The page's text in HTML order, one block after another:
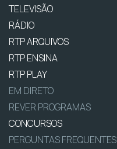
TELEVISÃO
RÁDIO
RTP ARQUIVOS
RTP ENSINA
RTP PLAY
EM DIRETO
REVER PROGRAMAS
CONCURSOS
PERGUNTAS FREQUENTES